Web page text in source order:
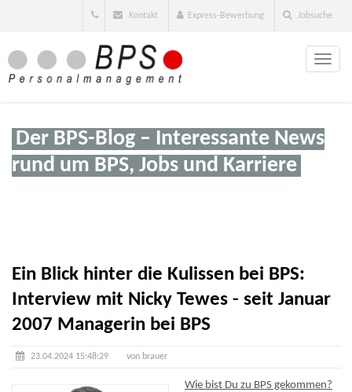
Kontakt Express-Bewerbung Jobsuche
Toggle
Der BPS-Blog – Interessante News
rund um BPS, Jobs und Karriere
Ein Blick hinter die Kulissen bei BPS:
Interview mit Nicky Tewes - seit Januar
2007 Managerin bei BPS
23.04.2024 15:48:29 von brauer
Wie bist Du zu BPS gekommen?